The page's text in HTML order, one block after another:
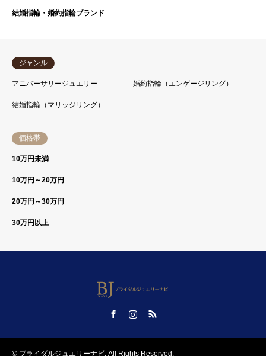
結婚指輪・婚約指輪ブランド
ジャンル
アニバーサリージュエリー 婚約指輪（エンゲージリング）
結婚指輪（マリッジリング）
価格帯
10万円未満
10万円～20万円
20万円～30万円
30万円以上
© ブライダルジュエリーナビ. All Rights Reserved.